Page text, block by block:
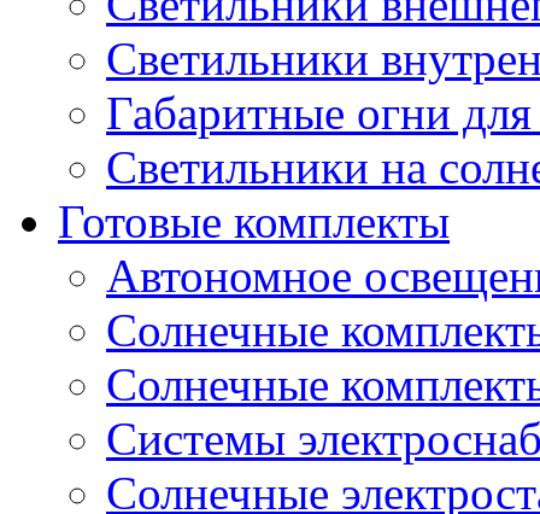
Светильники
Габаритные огни
Светильники на
Готовые комплекты
Автономное
Солнечные
Солнечные
Системы
Cолнечные